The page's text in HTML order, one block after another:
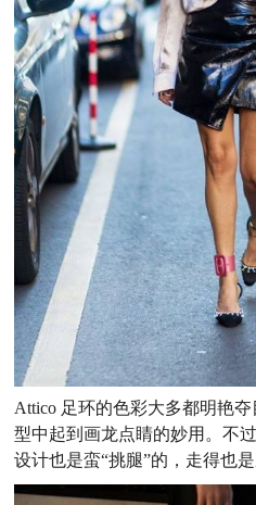
Attico 足环的色彩大多都明艳
型中起到画龙点睛的妙用。不
设计也是蛮“挑腿”的，走得也